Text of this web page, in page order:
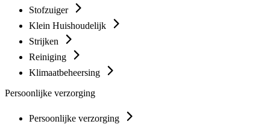
Stofzuiger
Klein Huishoudelijk
Strijken
Reiniging
Klimaatbeheersing
Persoonlijke verzorging
Persoonlijke verzorging